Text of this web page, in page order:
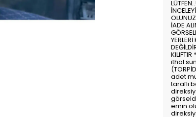
İADE
ithal
adet
taraflı
emin